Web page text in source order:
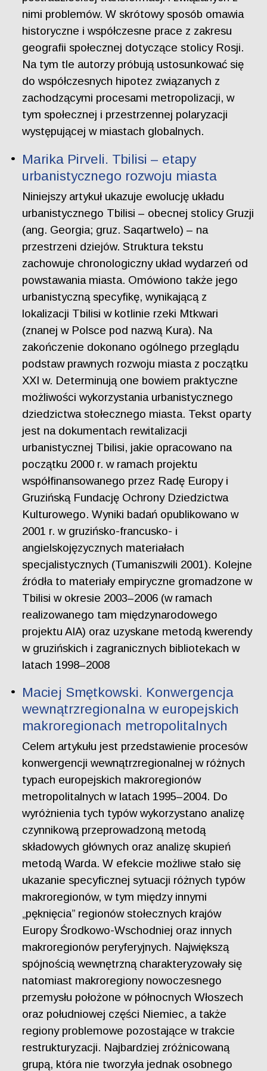
nimi problemów. W skrótowy sposób omawia
historyczne i współczesne prace z zakresu
geografii społecznej dotyczące stolicy Rosji.
Na tym tle autorzy próbują ustosunkować się
do współczesnych hipotez związanych z
zachodzącymi procesami metropolizacji, w
tym społecznej i przestrzennej polaryzacji
występującej w miastach globalnych.
Marika Pirveli. Tbilisi – etapy
urbanistycznego rozwoju miasta
Niniejszy artykuł ukazuje ewolucję układu
urbanistycznego Tbilisi – obecnej stolicy Gruzji
(ang. Georgia; gruz. Saqartwelo) – na
przestrzeni dziejów. Struktura tekstu
zachowuje chronologiczny układ wydarzeń od
powstawania miasta. Omówiono także jego
urbanistyczną specyfikę, wynikającą z
lokalizacji Tbilisi w kotlinie rzeki Mtkwari
(znanej w Polsce pod nazwą Kura). Na
zakończenie dokonano ogólnego przeglądu
podstaw prawnych rozwoju miasta z początku
XXI w. Determinują one bowiem praktyczne
możliwości wykorzystania urbanistycznego
dziedzictwa stołecznego miasta. Tekst oparty
jest na dokumentach rewitalizacji
urbanistycznej Tbilisi, jakie opracowano na
początku 2000 r. w ramach projektu
współfinansowanego przez Radę Europy i
Gruzińską Fundację Ochrony Dziedzictwa
Kulturowego. Wyniki badań opublikowano w
2001 r. w gruzińsko-francusko- i
angielskojęzycznych materiałach
specjalistycznych (Tumaniszwili 2001). Kolejne
źródła to materiały empiryczne gromadzone w
Tbilisi w okresie 2003–2006 (w ramach
realizowanego tam międzynarodowego
projektu AIA) oraz uzyskane metodą kwerendy
w gruzińskich i zagranicznych bibliotekach w
latach 1998–2008
Maciej Smętkowski. Konwergencja
wewnątrzregionalna w europejskich
makroregionach metropolitalnych
Celem artykułu jest przedstawienie procesów
konwergencji wewnątrzregionalnej w różnych
typach europejskich makroregionów
metropolitalnych w latach 1995–2004. Do
wyróżnienia tych typów wykorzystano analizę
czynnikową przeprowadzoną metodą
składowych głównych oraz analizę skupień
metodą Warda. W efekcie możliwe stało się
ukazanie specyficznej sytuacji różnych typów
makroregionów, w tym między innymi
„pęknięcia” regionów stołecznych krajów
Europy Środkowo-Wschodniej oraz innych
makroregionów peryferyjnych. Największą
spójnością wewnętrzną charakteryzowały się
natomiast makroregiony nowoczesnego
przemysłu położone w północnych Włoszech
oraz południowej części Niemiec, a także
regiony problemowe pozostające w trakcie
restrukturyzacji. Najbardziej zróżnicowaną
grupą, która nie tworzyła jednak osobnego